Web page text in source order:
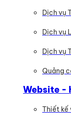
Dịch vụ
Dịch vụ
Dịch vụ
Quảng
Website -
Thiết kế